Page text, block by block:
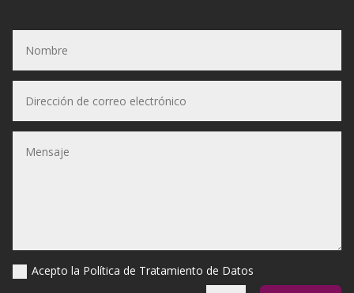
Acepto la Política de Tratamiento de Datos